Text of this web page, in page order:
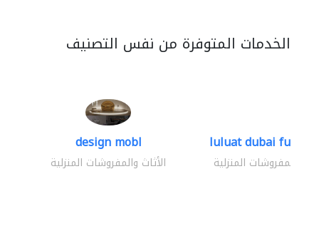
الخدمات المتوفرة من نفس التصنيف
design mobl
الأثاث والمفروشات المنزلية
luluat dubai
والمفروشات المنزلية